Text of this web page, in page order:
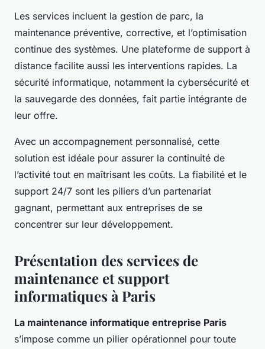
Les services incluent la gestion de parc, la
maintenance préventive, corrective, et l’optimisation
continue des systèmes. Une plateforme de support à
distance facilite aussi les interventions rapides. La
sécurité informatique, notamment la cybersécurité et
la sauvegarde des données, fait partie intégrante de
leur offre.
Avec un accompagnement personnalisé, cette
solution est idéale pour assurer la continuité de
l’activité tout en maîtrisant les coûts. La fiabilité et le
support 24/7 sont les piliers d’un partenariat
gagnant, permettant aux entreprises de se
concentrer sur leur développement.
Présentation des services de
maintenance et support
informatiques à Paris
La maintenance informatique entreprise Paris
s’impose comme un pilier opérationnel pour toute